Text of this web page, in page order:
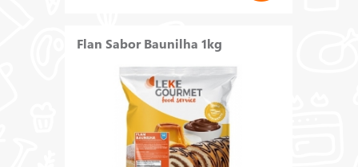
Flan Sabor Baunilha 1kg